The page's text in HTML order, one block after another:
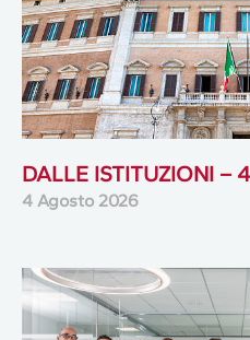
DALLE ISTITUZIONI –
4 Agosto 2026